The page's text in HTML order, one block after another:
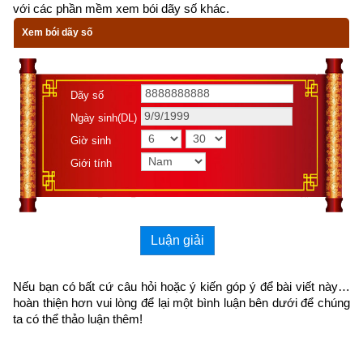
Lại cầu mong gặt hái bình an
Những ai thù hận buộc ràng
Không sao thoát khỏi trái ngang
trong đời.
292. Việc xứng đáng lại không
làm tốt
Người ngu ngạo mạn, buông lung
Não phiền, lậu hoặc gia tăng
đêm ngày.
với các phần mềm xem bói dãy số khác.
Xem bói dãy số
Dãy số
Ngày sinh(DL)
Giờ sinh
Giới tính
Luận giải
Nếu bạn có bất cứ câu hỏi hoặc ý kiến góp ý để bài viết này…
hoàn thiện hơn vui lòng để lại một bình luận bên dưới để chúng
ta có thể thảo luận thêm!